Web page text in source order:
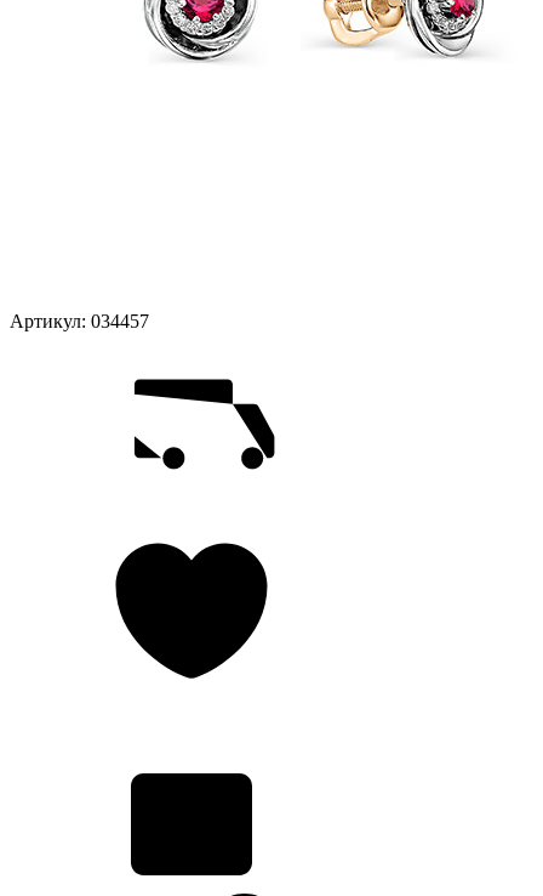
Артикул: 034457